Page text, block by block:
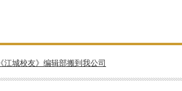
《江城校友》编辑部搬到我公司